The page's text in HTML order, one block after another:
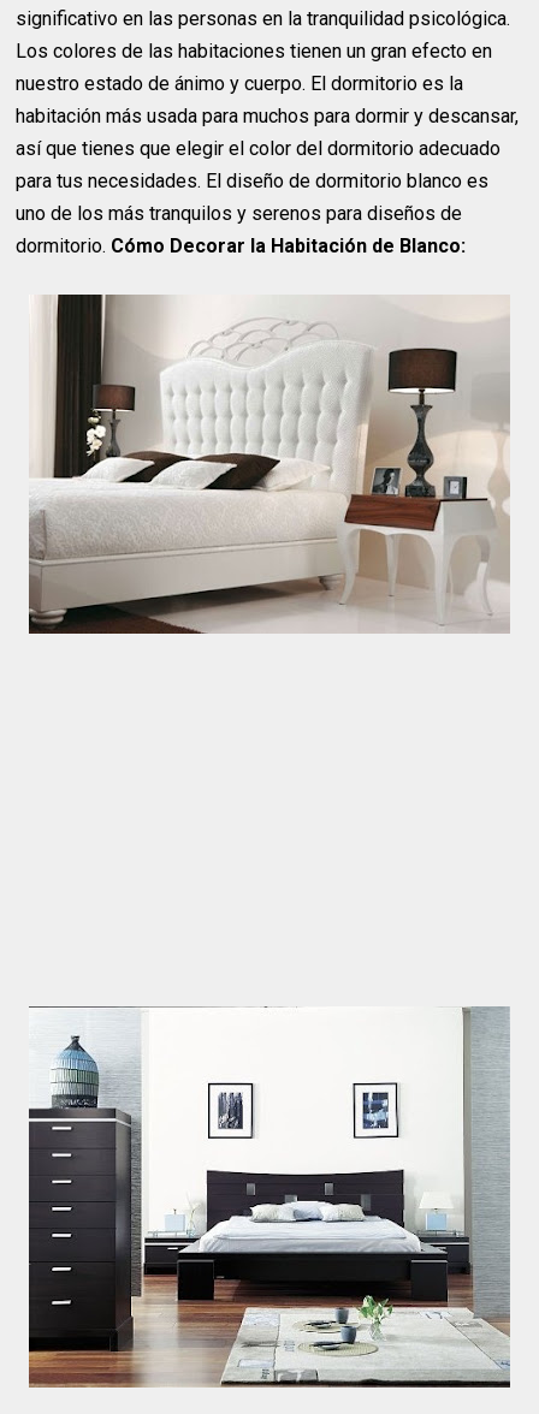
significativo en las personas en la tranquilidad psicológica.
Los colores de las habitaciones tienen un gran efecto en
nuestro estado de ánimo y cuerpo. El dormitorio es la
habitación más usada para muchos para dormir y descansar,
así que tienes que elegir el color del dormitorio adecuado
para tus necesidades. El diseño de dormitorio blanco es
uno de los más tranquilos y serenos para diseños de
dormitorio. Cómo Decorar la Habitación de Blanco: